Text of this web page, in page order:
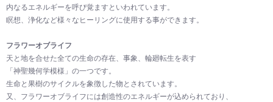
内なるエネルギーを呼び覚ますといわれています。
瞑想、浄化など様々なヒーリングに使用する事ができます。
フラワーオブライフ
天と地を合せた全ての生命の存在、事象、輪廻転生を表す
「神聖幾何学模様」の一つです。
生命と果樹のサイクルを象徴した物とされています。
又、フラワーオブライフには創造性のエネルギーが込められており、